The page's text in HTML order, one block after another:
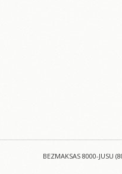
BEZMAKSAS 8000-JUSU